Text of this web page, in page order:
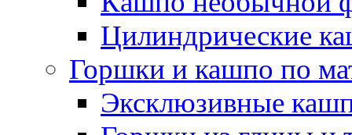
Цилиндрические
Горшки и кашпо по
Эксклюзивные